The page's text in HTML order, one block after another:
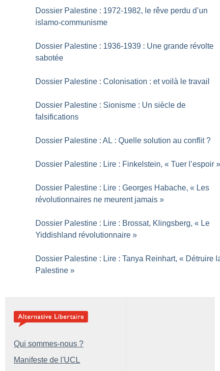
Dossier Palestine : 1972-1982, le rêve perdu d’un
islamo-communisme
Dossier Palestine : 1936-1939 : Une grande révolte
sabotée
Dossier Palestine : Colonisation : et voilà le travail
Dossier Palestine : Sionisme : Un siècle de
falsifications
Dossier Palestine : AL : Quelle solution au conflit ?
Dossier Palestine : Lire : Finkelstein, « Tuer l’espoir
Dossier Palestine : Lire : Georges Habache, « Les
révolutionnaires ne meurent jamais »
Dossier Palestine : Lire : Brossat, Klingsberg, « Le
Yiddishland révolutionnaire »
Dossier Palestine : Lire : Tanya Reinhart, « Détruire
Palestine »
Qui sommes-nous ?
Manifeste de l'UCL